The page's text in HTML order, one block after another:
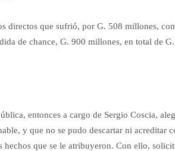
directos que sufrió, por G. 508 millones,
de chance, G. 900 millones, en total de
entonces a cargo de Sergio Coscia,
y que no se pudo descartar ni acreditar
que se le atribuyeron. Con ello,